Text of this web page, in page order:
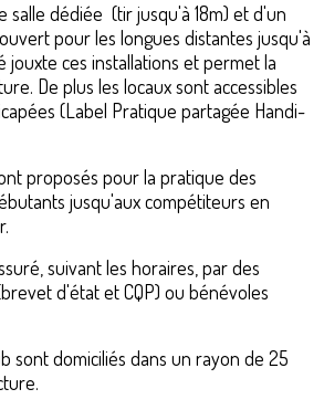
salle dédiée (tir jusqu'à 18m) et d'un
pour les longues distantes jusqu'à
jouxte ces installations et permet la
De plus les locaux sont accessibles
(Label Pratique partagée Handi-
proposés pour la pratique des
jusqu'aux compétiteurs en
suivant les horaires, par des
d'état et CQP) ou bénévoles
sont domiciliés dans un rayon de 25